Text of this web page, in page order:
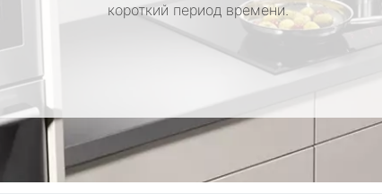
короткий период времени.